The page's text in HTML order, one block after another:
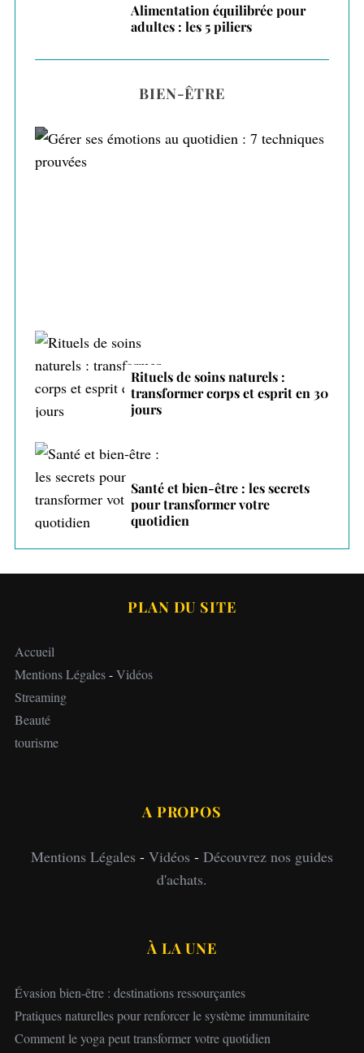
Alimentation équilibrée pour
adultes : les 5 piliers
BIEN-ÊTRE
Rituels de soins naturels :
transformer corps et esprit en 30
jours
Santé et bien-être : les secrets
pour transformer votre
quotidien
PLAN DU SITE
Accueil
Mentions Légales-Vidéos
Streaming
Beauté
tourisme
A PROPOS
Mentions Légales - Vidéos - Découvrez nos guides
d'achats.
À LA UNE
Évasion bien-être : destinations ressourçantes
Pratiques naturelles pour renforcer le système immunitaire
Comment le yoga peut transformer votre quotidien